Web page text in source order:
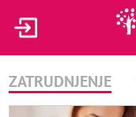
ZATRUDNJENJE